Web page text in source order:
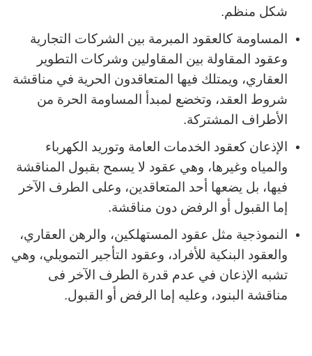
شكل منظم.
المساومة كالعقود المبرمة بين الشركات التجارية
وعقود المقاولة بين المقاولين وشركات التطوير
العقاري، ويمتلك فيها المتعاقدون الحرية في مناقشة
شروط العقد، وتخضع لمبدأ المساومة الحرة من
الأطراف المشتركة.
الإذعان كعقود الخدمات العامة وتوريد الكهرباء
والمياه وغيرها، وهي عقود لا يسمح بقبول المناقشة
فيها، بل يضعها أحد المتعاقدين، وعلى الطرف الآخر
إما القبول أو الرفض دون مناقشة.
النموذجية مثل عقود المستهلكين، والرهن العقاري،
والعقود البنكية للأفراد، وعقود التأجير التمويلي، وهي
تشبه الإذعان في عدم قدرة الطرف الآخر فى
مناقشة البنود، وعليه إما الرفض أو القبول.